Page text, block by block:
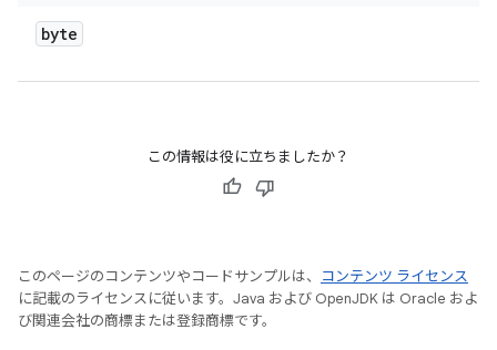
byte
この情報は役に立ちましたか？
このページのコンテンツやコードサンプルは、
コンテンツ ライセンス
に記載のライセンスに従います。Java および OpenJDK は Oracle およ
び関連会社の商標または登録商標です。